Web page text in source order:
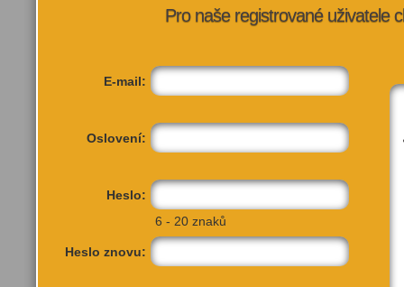
Pro naše registrované uživatele
E-mail:
Oslovení:
Heslo:
6 - 20 znaků
Heslo znovu: